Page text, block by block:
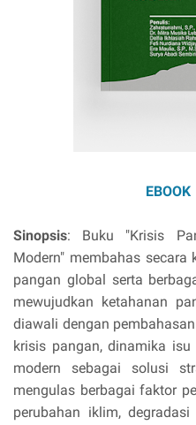
EBOOK
Sinopsis: Buku "Krisis
Modern" membahas
pangan global serta
mewujudkan ketahanan
diawali dengan
krisis pangan, dinamika
modern sebagai solusi
mengulas berbagai faktor
perubahan iklim,